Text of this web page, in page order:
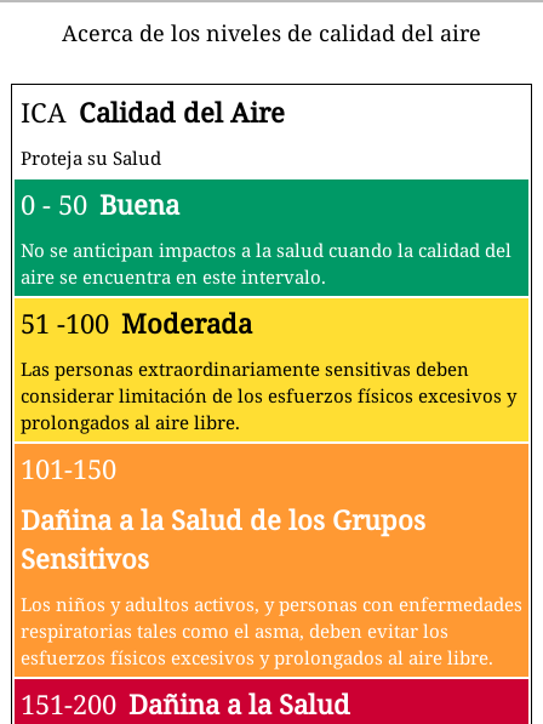
Acerca de los niveles de calidad del aire
ICA Calidad del Aire
Proteja su Salud
0 - 50 Buena
No se anticipan impactos a la salud cuando la calidad del
aire se encuentra en este intervalo.
51 -100 Moderada
Las personas extraordinariamente sensitivas deben
considerar limitación de los esfuerzos físicos excesivos y
prolongados al aire libre.
101-150
Dañina a la Salud de los Grupos
Sensitivos
Los niños y adultos activos, y personas con enfermedades
respiratorias tales como el asma, deben evitar los
esfuerzos físicos excesivos y prolongados al aire libre.
151-200 Dañina a la Salud